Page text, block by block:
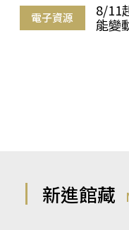
電子資源
8/11
能變
新進館藏